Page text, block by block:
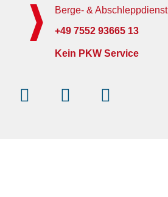
Berge- & Abschleppdienst
+49 7552 93665 13
Kein PKW Service
InstagramFacebook-
f
Youtube